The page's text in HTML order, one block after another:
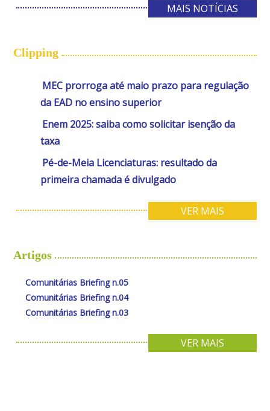
MAIS NOTÍCIAS
Clipping
MEC prorroga até maio prazo para regulação
da EAD no ensino superior
Enem 2025: saiba como solicitar isenção da
taxa
Pé-de-Meia Licenciaturas: resultado da
primeira chamada é divulgado
VER MAIS
Artigos
Comunitárias Briefing n.05
Comunitárias Briefing n.04
Comunitárias Briefing n.03
VER MAIS